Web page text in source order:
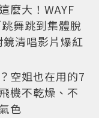
麼大！WAYF
舞跳到集體脫
清唱影片爆紅
空姐也在用的7
機不乾燥、不
色